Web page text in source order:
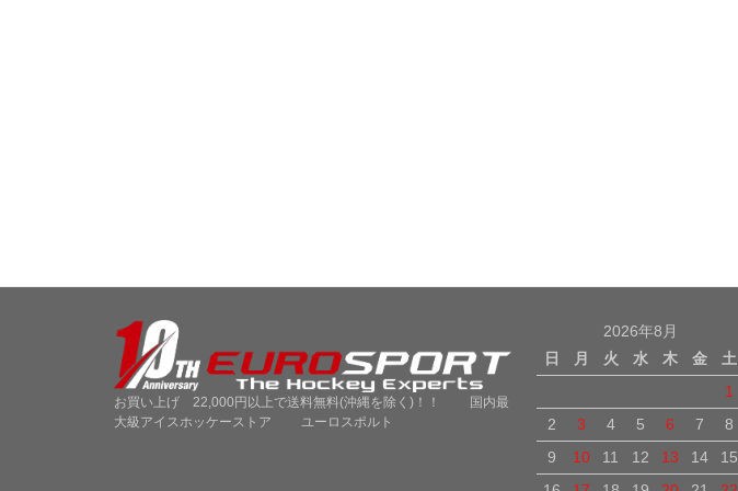
お買い上げ 22,000円以上で送料無料(沖縄を除く)！！ 国内最
大級アイスホッケーストア ユーロスポルト
2026年8月
日
月 火 水 木 金
土
1
2
3 4 5 6 7
8
9
10 11 12 13 14
15